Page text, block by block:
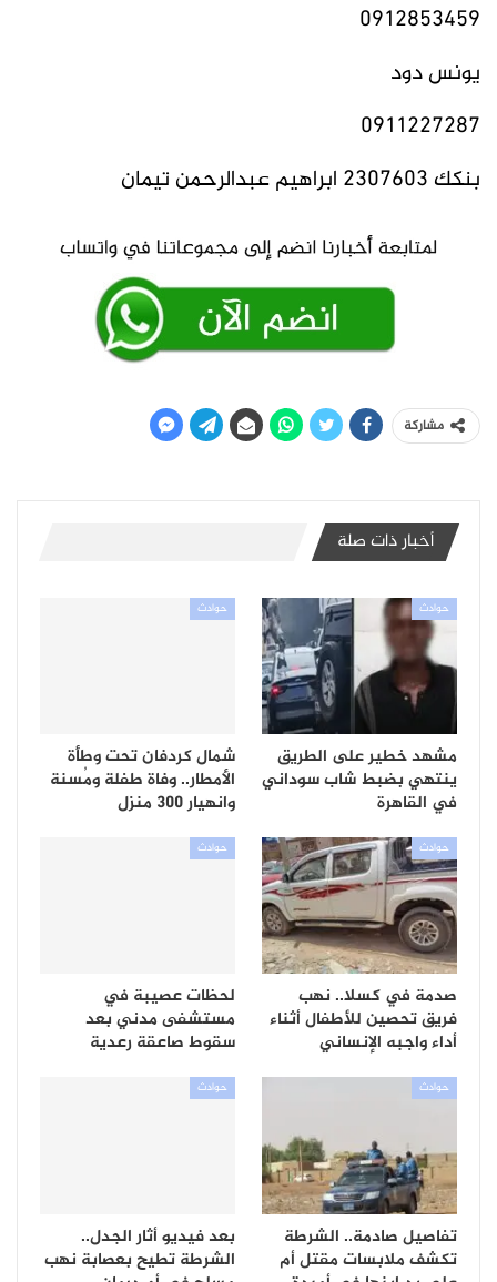
0912853459
يونس دود
0911227287
بنكك 2307603 ابراهيم عبدالرحمن تيمان
مشاركة
أخبار ذات صلة
حوادث
مشهد خطير على الطريق
ينتهي بضبط شاب سوداني
في القاهرة
حوادث
شمال كردفان تحت وطأة
الأمطار.. وفاة طفلة ومُسنة
وانهيار 300 منزل
حوادث
صدمة في كسلا.. نهب
فريق تحصين للأطفال أثناء
أداء واجبه الإنساني
حوادث
لحظات عصيبة في
مستشفى مدني بعد
سقوط صاعقة رعدية
حوادث
تفاصيل صادمة.. الشرطة
تكشف ملابسات مقتل أم
حوادث
بعد فيديو أثار الجدل..
الشرطة تطيح بعصابة نهب